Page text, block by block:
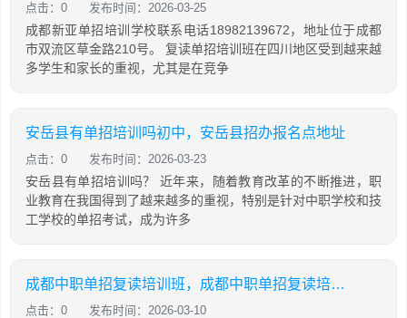
点击：0 发布时间：2026-03-25
成都新亚单招培训学校联系电话18982139672，地址位于成都
市双流区草金路210号。 复读单招培训班在四川地区受到越来越
多学生和家长的重视，尤其是在竞争
安岳县有单招培训吗初中，安岳县招办报名点地址
点击：0 发布时间：2026-03-23
安岳县有单招培训吗？ 近年来，随着教育改革的不断推进，职
业教育在我国得到了越来越多的重视，特别是针对中职学校和技
工学校的单招考试，成为许多
成都中职单招复读培训班，成都中职单招复读培训班多少钱
点击：0 发布时间：2026-03-10